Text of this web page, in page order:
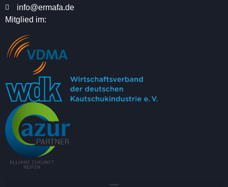
info@ermafa.de
Mitglied im: